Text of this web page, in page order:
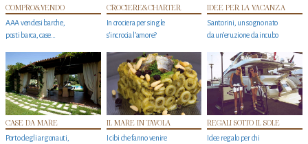
COMPRO&VENDO
AAA vendesi barche,
posti barca, case…
CROCIERE&CHARTER
In crociera per single
s'incrocia l’amore?
IDEE PER LA VACANZA
Santorini, un sogno nato
da un’eruzione da incubo
CASE DA MARE
Porto degli argonauti,
IL MARE IN TAVOLA
I cibi che fanno venire
REGALI SOTTO IL SOLE
Idee regalo per chi